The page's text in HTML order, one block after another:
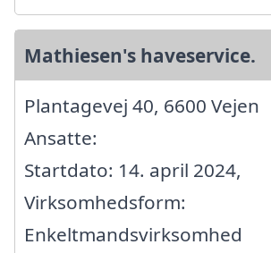
Mathiesen's haveservice.
Plantagevej 40, 6600 Vejen
Ansatte:
Startdato: 14. april 2024,
Virksomhedsform:
Enkeltmandsvirksomhed